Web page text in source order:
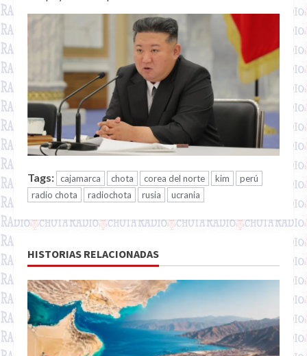
Tags: cajamarca chota corea del norte kim
perú
radio chota
radiochota rusia ucrania
HISTORIAS RELACIONADAS